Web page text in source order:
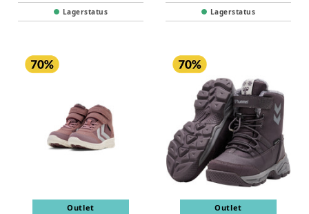
Lagerstatus Lagerstatus
Outlet Outlet